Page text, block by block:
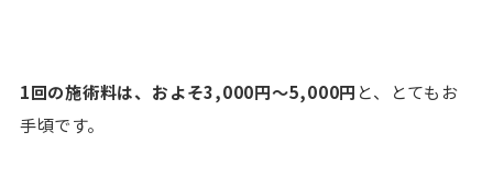
1回の施術料は、およそ3,000円〜5,000円 と、とてもお
手頃です。